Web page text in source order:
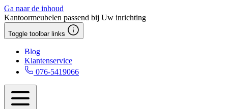
Ga naar de inhoud
Kantoormeubelen passend bij Uw inrichting
Toggle toolbar links
Blog
Klantenservice
076-5419066